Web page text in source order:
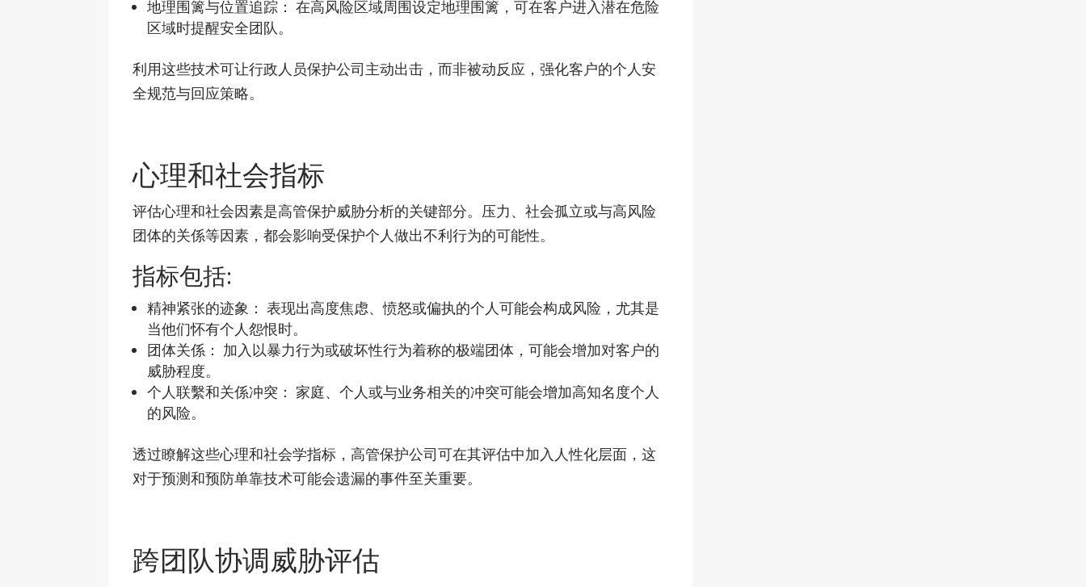
地理围篱与位置追踪： 在高风险区域周围设定地理围篱，可在客户进入潜在危险
区域时提醒安全团队。
利用这些技术可让行政人员保护公司主动出击，而非被动反应，强化客户的个人安
全规范与回应策略。
心理和社会指标
评估心理和社会因素是高管保护威胁分析的关键部分。压力、社会孤立或与高风险
团体的关係等因素，都会影响受保护个人做出不利行为的可能性。
指标包括:
精神紧张的迹象： 表现出高度焦虑、愤怒或偏执的个人可能会构成风险，尤其是
当他们怀有个人怨恨时。
团体关係： 加入以暴力行为或破坏性行为着称的极端团体，可能会增加对客户的
威胁程度。
个人联繫和关係冲突： 家庭、个人或与业务相关的冲突可能会增加高知名度个人
的风险。
透过瞭解这些心理和社会学指标，高管保护公司可在其评估中加入人性化层面，这
对于预测和预防单靠技术可能会遗漏的事件至关重要。
跨团队协调威胁评估